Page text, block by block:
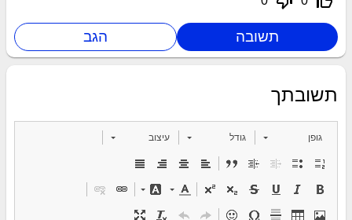
תשובתך
גופן גודל עיצוב